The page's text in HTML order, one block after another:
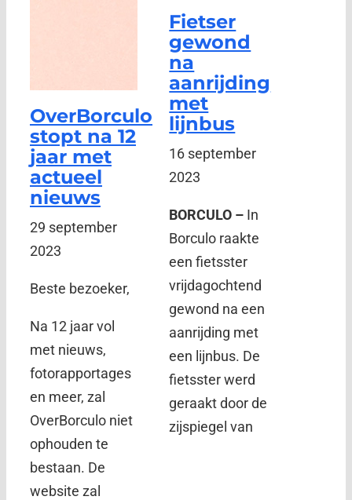
OverBorculo
stopt na 12
jaar met
actueel
nieuws
29 september
2023
Beste bezoeker,
Na 12 jaar vol
met nieuws,
fotorapportages
en meer, zal
OverBorculo niet
ophouden te
bestaan. De
website zal
Fietser
gewond
na
aanrijding
met
lijnbus
16 september
2023
BORCULO – In
Borculo raakte
een fietsster
vrijdagochtend
gewond na een
aanrijding met
een lijnbus. De
fietsster werd
geraakt door de
zijspiegel van